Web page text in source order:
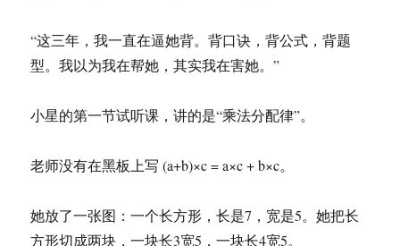
“这三年，我一直在逼她背。背口诀，背公式，背题
型。我以为我在帮她，其实我在害她。”
小星的第一节试听课，讲的是“乘法分配律”。
老师没有在黑板上写 (a+b)×c = a×c + b×c。
她放了一张图：一个长方形，长是7，宽是5。她把长
方形切成两块，一块长3宽5，一块长4宽5。